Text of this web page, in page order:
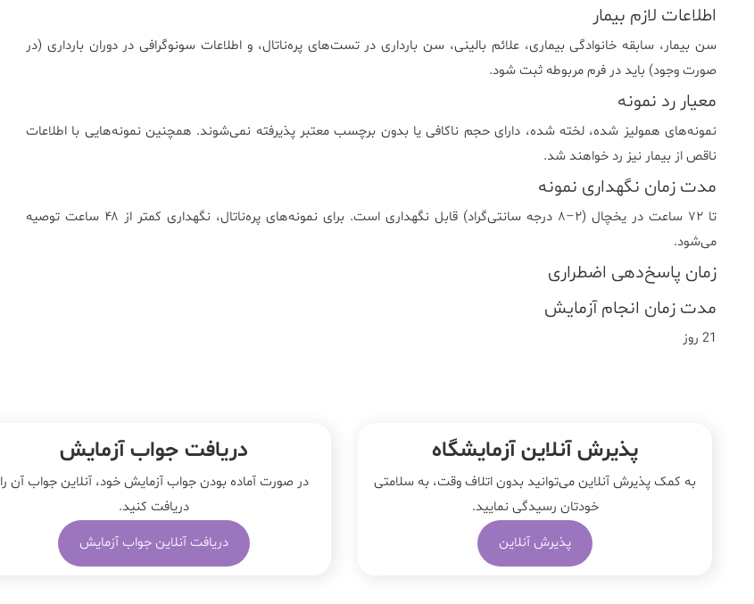
اطلاعات لازم بیمار
سن بیمار، سابقه خانوادگی بیماری، علائم بالینی، سن بارداری در تست‌های پره‌ناتال، و اطلاعات سونوگرافی در دوران بارداری (در
صورت وجود) باید در فرم مربوطه ثبت شود.
معیار رد نمونه
نمونه‌های همولیز شده، لخته شده، دارای حجم ناکافی یا بدون برچسب معتبر پذیرفته نمی‌شوند. همچنین نمونه‌هایی با اطلاعات
ناقص از بیمار نیز رد خواهند شد.
مدت زمان نگهداری نمونه
تا ۷۲ ساعت در یخچال (۲–۸ درجه سانتی‌گراد) قابل نگهداری است. برای نمونه‌های پره‌ناتال، نگهداری کمتر از ۴۸ ساعت توصیه
می‌شود.
زمان پاسخ‌دهی اضطراری
مدت زمان انجام آزمایش
21 روز
پذیرش آنلاین آزمایشگاه
به کمک پذیرش آنلاین می‌توانید بدون اتلاف وقت، به سلامتی
خودتان رسیدگی نمایید.
پذیرش آنلاین
دریافت جواب آزمایش
در صورت آماده بودن جواب آزمایش خود، آنلاین جواب‌ آن را
دریافت کنید.
دریافت آنلاین جواب آزمایش